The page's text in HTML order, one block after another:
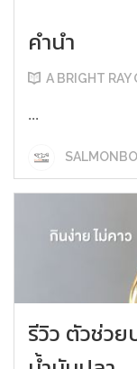
คำนำ
A BRIGHT
...
รีวิว ตัวช่ว